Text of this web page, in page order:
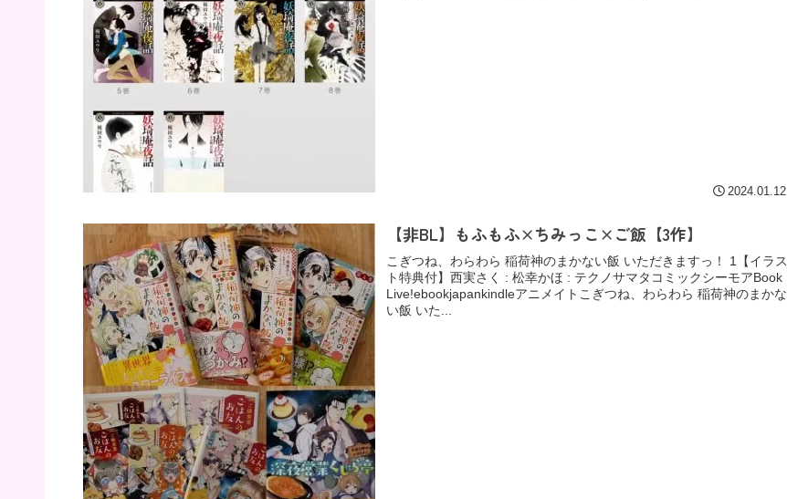
2024.01.12
【非BL】もふもふ×ちみっこ×ご飯【3作】
こぎつね、わらわら 稲荷神のまかない飯 いただきますっ！ 1【イラス
ト特典付】西実さく : 松幸かほ : テクノサマタコミックシーモアBook
Live!ebookjapankindleアニメイトこぎつね、わらわら 稲荷神のまかな
い飯 いた...